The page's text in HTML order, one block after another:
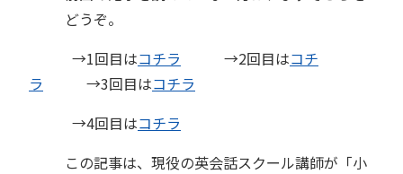
どうぞ。
→1回目はコチラ →2回目はコチ
ラ →3回目はコチラ
→4回目はコチラ
この記事は、現役の英会話スクール講師が「小